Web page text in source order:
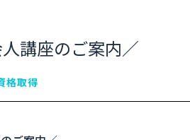
講座のご案内／
格取得